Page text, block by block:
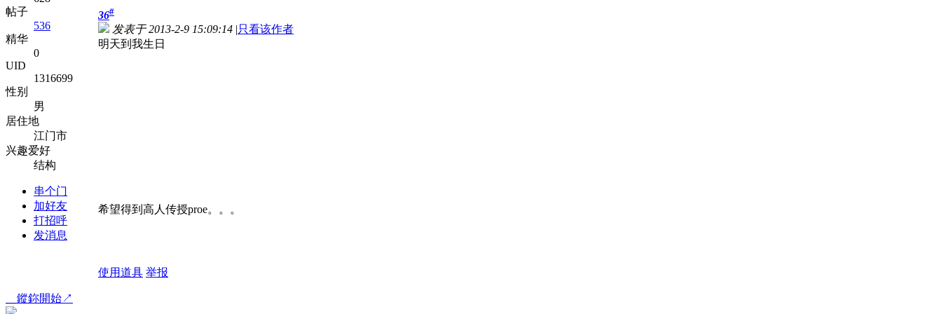
帖子
536
精华
0
UID
1316699
性别
男
居住地
江门市
兴趣爱好
结构
串个门
加好友
打招呼
发消息
36#
发表于 2013-2-9 15:09:14 |只看该作者
明天到我生日
希望得到高人传授proe。。。
使用道具 举报
﹎鏦鉨開始↗